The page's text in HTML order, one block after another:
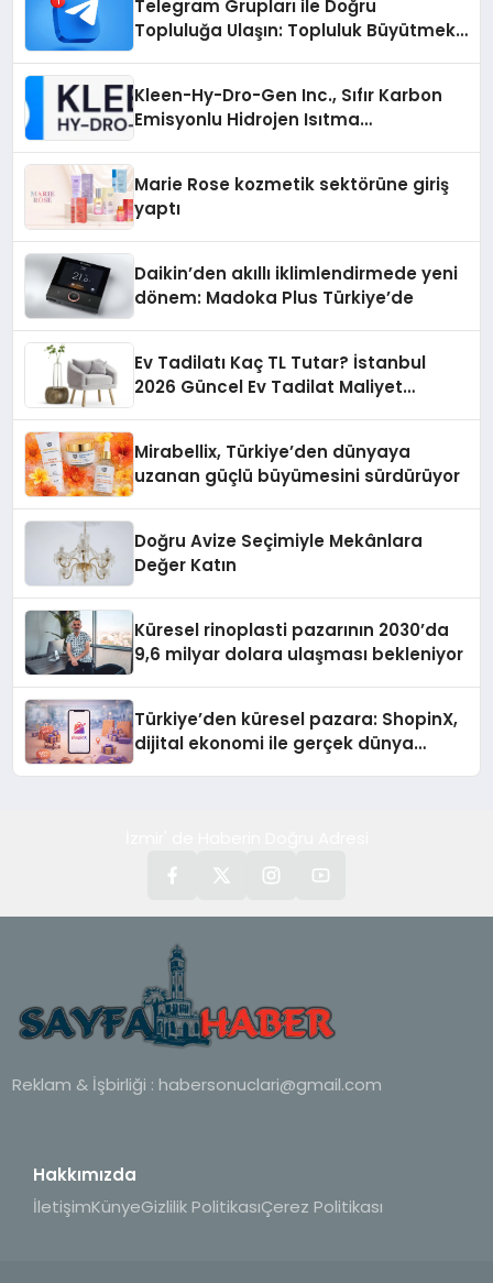
Telegram Grupları ile Doğru
Topluluğa Ulaşın: Topluluk Büyütmek
Kleen-Hy-Dro-Gen Inc., Sıfır Karbon
Emisyonlu Hidrojen Isıtma
Marie Rose kozmetik sektörüne giriş
yaptı
Daikin’den akıllı iklimlendirmede yeni
dönem: Madoka Plus Türkiye’de
Ev Tadilatı Kaç TL Tutar? İstanbul
2026 Güncel Ev Tadilat Maliyet
Mirabellix, Türkiye’den dünyaya
uzanan güçlü büyümesini sürdürüyor
Doğru Avize Seçimiyle Mekânlara
Değer Katın
Küresel rinoplasti pazarının 2030’da
9,6 milyar dolara ulaşması bekleniyor
Türkiye’den küresel pazara: ShopinX,
dijital ekonomi ile gerçek dünya
Reklam & İşbirliği : habersonuclari@gmail.com
Hakkımızda
İletişimKünyeGizlilik PolitikasıÇerez Politikası